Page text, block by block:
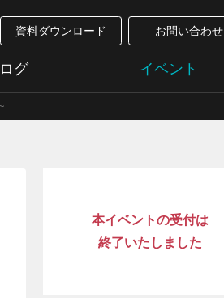
資料ダウンロード お問い合わせ
グ イベント
本イベントの受付は
終了いたしました